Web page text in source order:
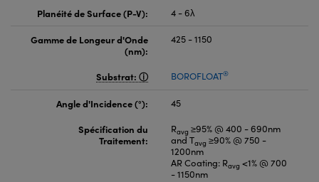
Planéité de Surface (P-V):
4 - 6λ
Gamme de Longeur d'Onde
(nm):
425 - 1150
Substrat: BOROFLOAT®
Angle d'Incidence (°):
45
Spécification du
Traitement:
Ravg ≥95% @ 400 - 690nm
and Tavg ≥90% @ 750 -
1200nm
AR Coating: Ravg <1% @ 700
- 1150nm